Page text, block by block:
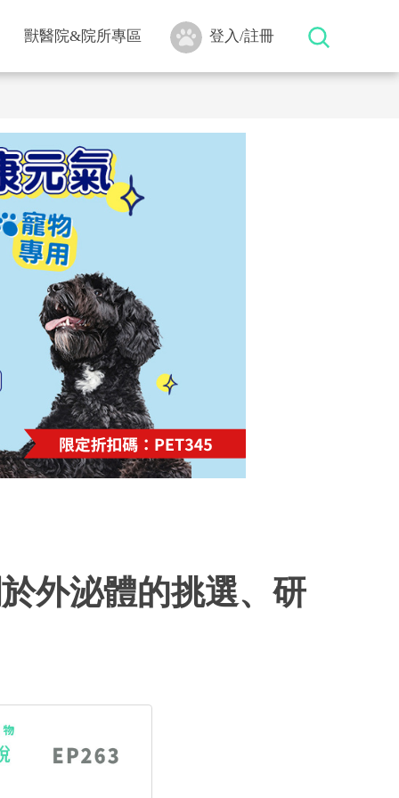
獸醫院&院所專區 登入/註冊
外泌體的挑選、研